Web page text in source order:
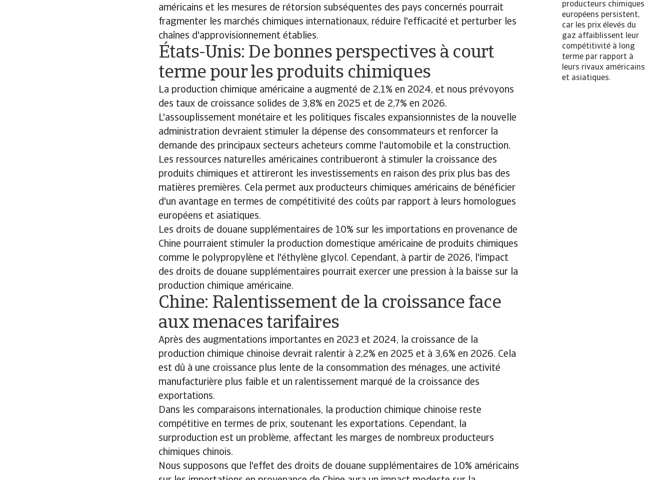
américains et les mesures de rétorsion subséquentes des pays concernés pourrait
fragmenter les marchés chimiques internationaux, réduire l'efficacité et perturber les
chaînes d'approvisionnement établies.
États-Unis: De bonnes perspectives à court
terme pour les produits chimiques
La production chimique américaine a augmenté de 2,1% en 2024, et nous prévoyons
des taux de croissance solides de 3,8% en 2025 et de 2,7% en 2026.
L'assouplissement monétaire et les politiques fiscales expansionnistes de la nouvelle
administration devraient stimuler la dépense des consommateurs et renforcer la
demande des principaux secteurs acheteurs comme l'automobile et la construction.
Les ressources naturelles américaines contribueront à stimuler la croissance des
produits chimiques et attireront les investissements en raison des prix plus bas des
matières premières. Cela permet aux producteurs chimiques américains de bénéficier
d'un avantage en termes de compétitivité des coûts par rapport à leurs homologues
européens et asiatiques.
Les droits de douane supplémentaires de 10% sur les importations en provenance de
Chine pourraient stimuler la production domestique américaine de produits chimiques
comme le polypropylène et l'éthylène glycol. Cependant, à partir de 2026, l'impact
des droits de douane supplémentaires pourrait exercer une pression à la baisse sur la
production chimique américaine.
Chine: Ralentissement de la croissance face
aux menaces tarifaires
Après des augmentations importantes en 2023 et 2024, la croissance de la
production chimique chinoise devrait ralentir à 2,2% en 2025 et à 3,6% en 2026. Cela
est dû à une croissance plus lente de la consommation des ménages, une activité
manufacturière plus faible et un ralentissement marqué de la croissance des
exportations.
Dans les comparaisons internationales, la production chimique chinoise reste
compétitive en termes de prix, soutenant les exportations. Cependant, la
surproduction est un problème, affectant les marges de nombreux producteurs
chimiques chinois.
Nous supposons que l'effet des droits de douane supplémentaires de 10% américains
producteurs chimiques
européens persistent,
car les prix élevés du
gaz affaiblissent leur
compétitivité à long
terme par rapport à
leurs rivaux américains
et asiatiques.